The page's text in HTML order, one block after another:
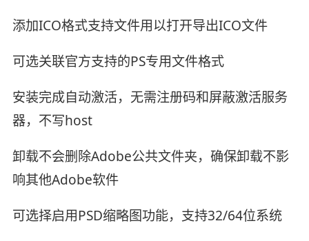
添加ICO格式支持文件用以打开导出ICO文件
可选关联官方支持的PS专用文件格式
安装完成自动激活，无需注册码和屏蔽激活服务
器，不写host
卸载不会删除Adobe公共文件夹，确保卸载不影
响其他Adobe软件
可选择启用PSD缩略图功能，支持32/64位系统